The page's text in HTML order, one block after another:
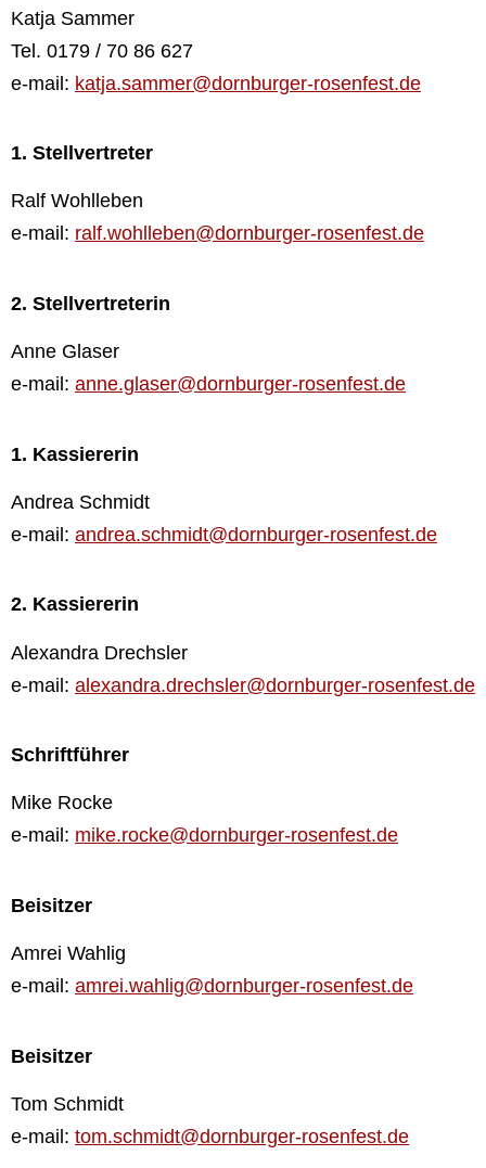
Katja Sammer
Tel. 0179 / 70 86 627
e-mail: katja.sammer@dornburger-rosenfest.de
1. Stellvertreter
Ralf Wohlleben
e-mail: ralf.wohlleben@dornburger-rosenfest.de
2. Stellvertreterin
Anne Glaser
e-mail: anne.glaser@dornburger-rosenfest.de
1. Kassiererin
Andrea Schmidt
e-mail: andrea.schmidt@dornburger-rosenfest.de
2. Kassiererin
Alexandra Drechsler
e-mail: alexandra.drechsler@dornburger-rosenfest.de
Schriftführer
Mike Rocke
e-mail: mike.rocke@dornburger-rosenfest.de
Beisitzer
Amrei Wahlig
e-mail: amrei.wahlig@dornburger-rosenfest.de
Beisitzer
Tom Schmidt
e-mail: tom.schmidt@dornburger-rosenfest.de